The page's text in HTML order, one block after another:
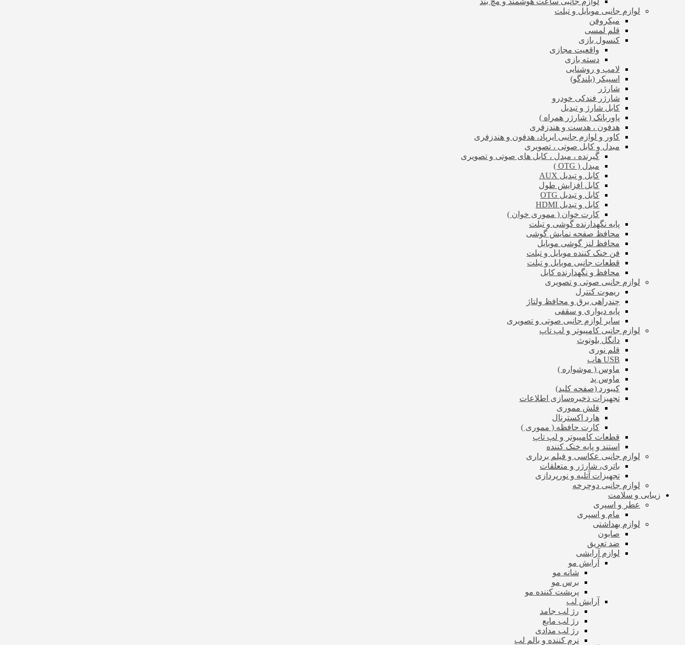
لوازم جانبی موبایل و تبلت
میکروفن
قلم لمسی
کنسول بازی
واقعیت مجازی
دسته بازی
لامپ و روشنایی
اسپیکر (بلندگو)
شارژر
شارژر فندکی خودرو
کابل شارژ و تبدیل
پاوربانک ( شارژر همراه )
هدفون ، هدست و هندزفری
کاور و لوازم جانبی ایرپاد، هدفون و هندزفری
مبدل و کابل صوتی ، تصویری
گیرنده ، مبدل ، کابل های صوتی و تصویری
مبدل ( OTG )
کابل و تبدیل AUX
کابل افزایش طول
کابل و تبدیل OTG
کابل و تبدیل HDMI
کارت خوان ( مموری خوان )
پایه نگهدارنده گوشی و تبلت
محافظ صفحه نمایش گوشی
محافظ لنز گوشی موبایل
فن خنک کننده موبایل و تبلت
قطعات جانبی موبایل و تبلت
محافظ و نگهدارنده کابل
لوازم جانبی صوتی و تصویری
ریموت کنترل
چندراهی برق و محافظ ولتاژ
پایه دیواری و سقفی
سایر لوازم جانبی صوتی و تصویری
لوازم جانبی کامپیوتر و لپ تاپ
دانگل بلوتوث
قلم نوری
USB هاب
ماوس ( موشواره )
ماوس پد
کیبورد (صفحه کلید)
تجهیزات ذخیره‌سازی اطلاعات
فلش مموری
هارد اکسترنال
کارت حافظه ( مموری )
قطعات کامپیوتر و لپ تاپ
استند و پایه خنک کننده
لوازم جانبی عکاسی و فیلم برداری
باتری، شارژر و متعلقات
تجهیزات آتلیه و نورپردازی
لوازم جانبی دوچرخه
زیبایی و سلامت
عطر و اسپری
مام و اسپری
لوازم بهداشتی
صابون
ضد تعریق
لوازم آرایشی
آرایش مو
شانه مو
برس مو
پرپشت کننده مو
آرایش لب
رژ لب جامد
رژ لب مایع
رژ لب مدادی
نرم کننده و بالم لب